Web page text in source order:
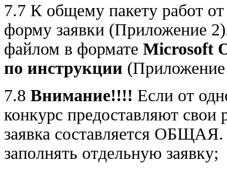
7.7 К общему пакету работ
форму заявки (Приложение
файлом в формате Microsoft
по инструкции
7.8 Внимание!!!! Если от
конкурс предоставляют свои
заявка составляется
заполнять отдельную заявку;